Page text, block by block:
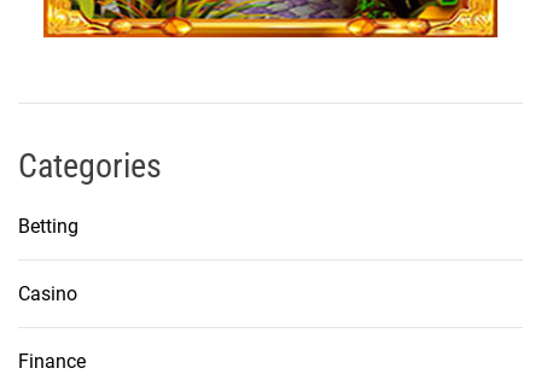
Categories
Betting
Casino
Finance